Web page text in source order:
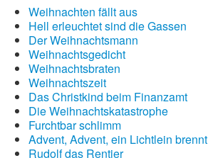
Weihnachten fällt aus
Hell erleuchtet sind die Gassen
Der Weihnachtsmann
Weihnachtsgedicht
Weihnachtsbraten
Weihnachtszeit
Das Christkind beim Finanzamt
Die Weihnachtskatastrophe
Furchtbar schlimm
Advent, Advent, ein Lichtlein brennt
Rudolf das Rentier